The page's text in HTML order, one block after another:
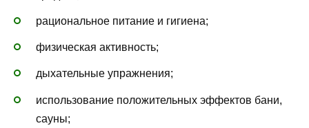
рациональное питание и гигиена;
физическая активность;
дыхательные упражнения;
использование положительных эффектов бани,
сауны;